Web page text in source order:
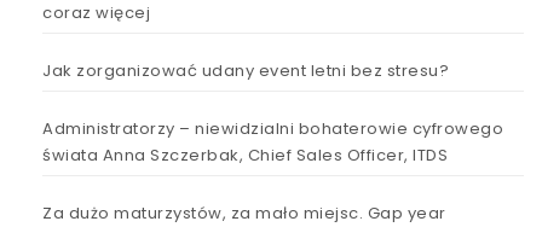
coraz więcej
Jak zorganizować udany event letni bez stresu?
Administratorzy – niewidzialni bohaterowie cyfrowego
świata Anna Szczerbak, Chief Sales Officer, ITDS
Za dużo maturzystów, za mało miejsc. Gap year